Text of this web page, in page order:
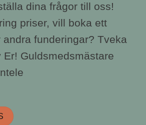
dina frågor till oss!
priser, vill boka ett
funderingar? Tveka
Er! Guldsmedsmästare